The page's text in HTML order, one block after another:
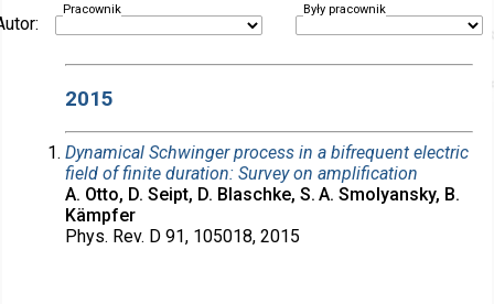
Pracownik Były pracownik
2015
Dynamical Schwinger process in a bifrequent electric
field of finite duration: Survey on amplification
A. Otto, D. Seipt, D. Blaschke, S. A. Smolyansky, B.
Kämpfer
Phys. Rev. D 91, 105018, 2015